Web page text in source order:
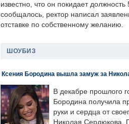
известно, что он покидает должность
сообщалось, ректор написал
отставке по собственному желанию.
ШОУБИЗ
Ксения Бородина вышла замуж за
В декабре прошлого
Бородина получила
руки и сердца от
Николая Сердюкова.